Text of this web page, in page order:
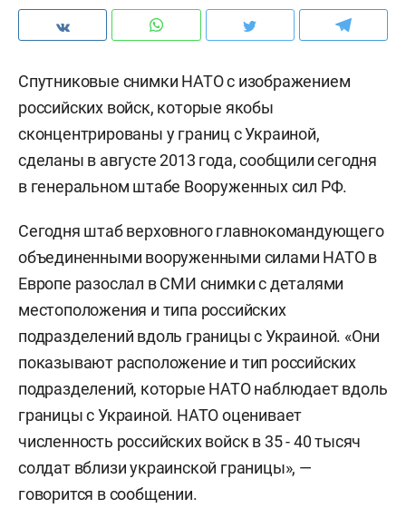
Спутниковые снимки НАТО с изображением
российских войск, которые якобы
сконцентрированы у границ с Украиной,
сделаны в августе 2013 года, сообщили сегодня
в генеральном штабе Вооруженных сил РФ.
Сегодня штаб верховного главнокомандующего
объединенными вооруженными силами НАТО в
Европе разослал в СМИ снимки с деталями
местоположения и типа российских
подразделений вдоль границы с Украиной. «Они
показывают расположение и тип российских
подразделений, которые НАТО наблюдает вдоль
границы с Украиной. НАТО оценивает
численность российских войск в 35 - 40 тысяч
солдат вблизи украинской границы», —
говорится в сообщении.